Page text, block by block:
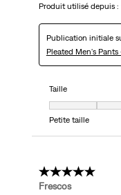
Produit utilisé depuis :
Publication initiale
Pleated Men's
Taille
Petite taille
5 étoile(s) sur 5.
Frescos